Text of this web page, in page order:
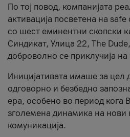
По тој повод, компанијата
активација посветена на
со шест еминентни скопски
Синдикат, Улица 22, The
доброволно се приклучија на
Иницијативата имаше за цел
одговорно и безбедно
ера, особено во период кога
зголемена динамика на нови
комуникација.